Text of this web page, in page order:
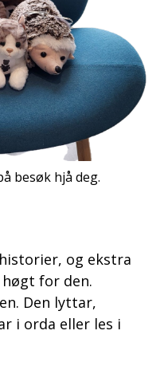
besøk hjå deg.
og ekstra
for den.
Den lyttar,
i orda eller les i